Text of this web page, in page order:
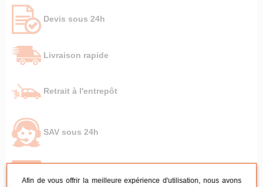
Devis sous 24h
Livraison rapide
Retrait à l'entrepôt
SAV sous 24h
Afin de vous offrir la meilleure expérience d'utilisation, nous avons